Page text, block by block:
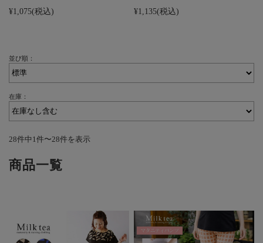
¥1,075(税込) ¥1,135(税込)
並び順：
在庫：
28件中1件〜28件を表示
商品一覧